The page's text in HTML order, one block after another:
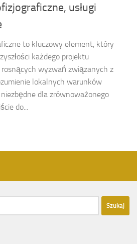
usługi
to kluczowy element, który
każdego projektu
rosnących wyzwań związanych z
lokalnych warunków
dla zrównoważonego
do...